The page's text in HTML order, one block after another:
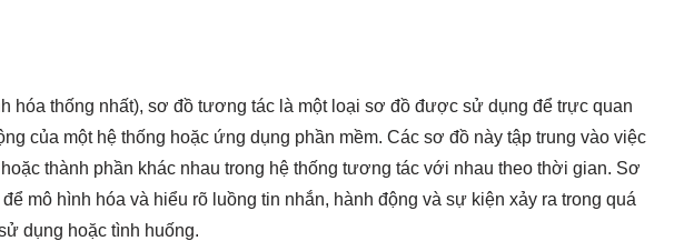
hóa thống nhất), sơ đồ tương tác là một loại sơ đồ được sử dụng để trực quan
của một hệ thống hoặc ứng dụng phần mềm. Các sơ đồ này tập trung vào việc
thành phần khác nhau trong hệ thống tương tác với nhau theo thời gian. Sơ
mô hình hóa và hiểu rõ luồng tin nhắn, hành động và sự kiện xảy ra trong quá
dụng hoặc tình huống.